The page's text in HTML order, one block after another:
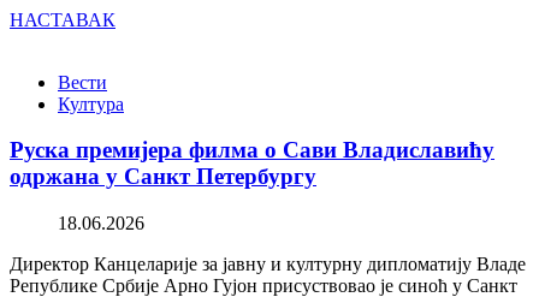
НАСТАВАК
Вести
Култура
Руска премијера филма о Сави Владиславићу
одржана у Санкт Петербургу
18.06.2026
Директор Канцеларије за јавну и културну дипломатију Владе
Републике Србије Арно Гујон присуствовао је синоћ у Санкт